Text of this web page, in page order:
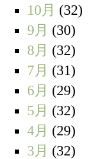
10月 (32)
9月 (30)
8月 (32)
7月 (31)
6月 (29)
5月 (32)
4月 (29)
3月 (32)